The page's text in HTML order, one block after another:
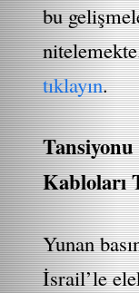
bu
tıklayın.
Kabloları
Yunan
İsrail’le